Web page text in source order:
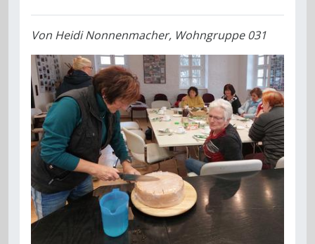
Von Heidi Nonnenmacher, Wohngruppe 031